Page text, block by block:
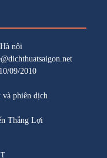
nội
09/2010
phiên dịch
Thắng Lợi